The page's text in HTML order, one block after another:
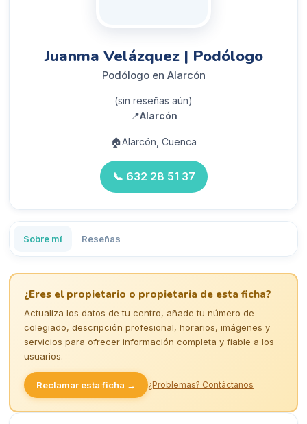
Juanma Velázquez | Podólogo
Podólogo en Alarcón
(sin reseñas aún)
📍Alarcón
🏠Alarcón, Cuenca
📞 632 28 51 37
Sobre mí Reseñas
¿Eres el propietario o propietaria de esta ficha?
Actualiza los datos de tu centro, añade tu número de
colegiado, descripción profesional, horarios, imágenes y
servicios para ofrecer información completa y fiable a los
usuarios.
Reclamar esta ficha → ¿Problemas? Contáctanos